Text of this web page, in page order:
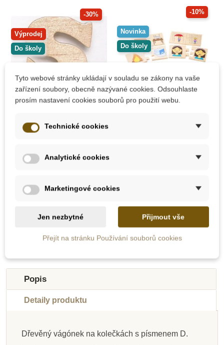
-30%
Výprodej
Do školy
20 Kč28 Kč
-10%
Novinka
Do školy
Zobrazit detail
Výprodej
Do školy
Novinka
Do školy Do školy
Oceněné hračky
Do školy
Výprodej
Novinka
Do školy
Výprodej
Popis
Detaily produktu
Dřevěný vágónek na kolečkách s písmenem D.
Tyto webové stránky ukládají v souladu se zákony na vaše
zařízení soubory, obecně nazývané cookies. Odsouhlaste
prosím nastavení cookies souborů pro použití webu.
Technické cookies
Analytické cookies
Marketingové cookies
Jen nezbytné Přijmout vše
Přejít na stránku Používání souborů cookies